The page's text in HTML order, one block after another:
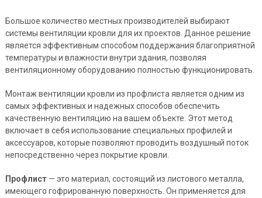
Большое количество местных производителей выбирают
системы вентиляции кровли для их проектов. Данное решение
является эффективным способом поддержания благоприятной
температуры и влажности внутри здания, позволяя
вентиляционному оборудованию полностью функционировать.
Монтаж вентиляции кровли из профлиста является одним из
самых эффективных и надежных способов обеспечить
качественную вентиляцию на вашем объекте. Этот метод
включает в себя использование специальных профилей и
аксессуаров, которые позволяют проводить воздушный поток
непосредственно через покрытие кровли.
Профлист— это материал, состоящий из листового металла,
имеющего гофрированную поверхность. Он применяется для